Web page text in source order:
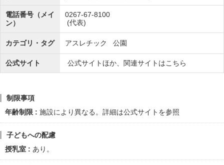
電話番号（メイ
ン）
0267-67-8100
(代表)
カテゴリ・タグ アスレチック 公園
公式サイト 公式サイトほか、関連サイトはこちら
制限事項
年齢制限
施設により異なる。詳細は公式サイトを参照
子どもへの配慮
授乳室
あり。